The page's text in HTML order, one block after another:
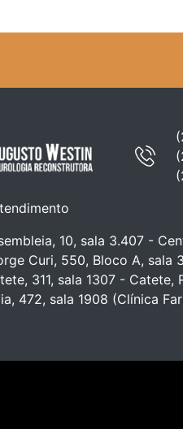
10, sala 3.407 -
Curi, 550, Bloco A, sala
311, sala 1307 - Catete,
472, sala 1908 (Clínica